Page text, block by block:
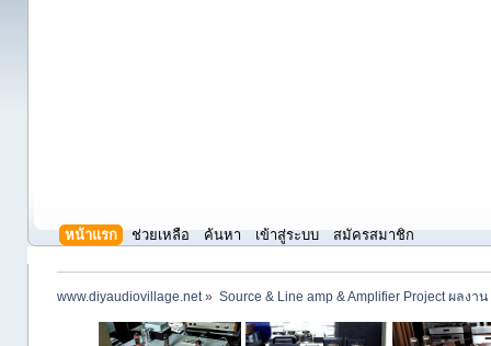
หน้าแรก ช่วยเหลือ ค้นหา เข้าสู่ระบบ สมัครสมาชิก
www.diyaudiovillage.net» Source & Line amp & Amplifier Project ผลงาน